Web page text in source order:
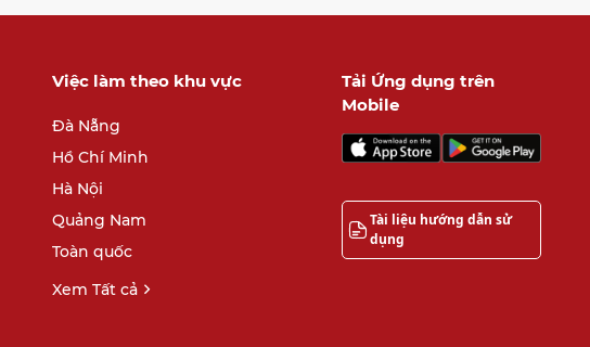
Việc làm theo khu vực
Đà Nẵng
Hồ Chí Minh
Hà Nội
Quảng Nam
Toàn quốc
Xem Tất cả
Tải Ứng dụng trên
Mobile
Tài liệu hướng dẫn sử
dụng